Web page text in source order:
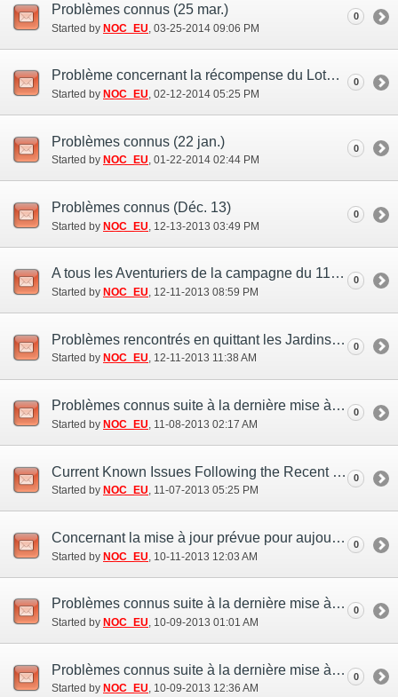
Problèmes connus (25 mar.)
Started by NOC_EU ‎, 03-25-2014 09:06 PM
0
Problème concernant la récompense du Lotomog (12 fév.)
Started by NOC_EU‎, 02-12-2014 05:25 PM
0
Problèmes connus (22 jan.)
Started by NOC_EU‎, 01-22-2014 02:44 PM
0
Problèmes connus (Déc. 13)
Started by NOC_EU ‎, 12-13-2013 03:49 PM
0
A tous les Aventuriers de la campagne du 11ème Vana’versaire de FFXI
Started by NOC_EU‎, 12-11-2013 08:59 PM
0
Problèmes rencontrés en quittant les Jardins Mog (10 déc.)
Started by NOC_EU‎, 12-11-2013 11:38 AM
0
Problèmes connus suite à la dernière mise à jour (6 nov.)
Started by NOC_EU ‎, 11-08-2013 02:17 AM
0
Current Known Issues Following the Recent Version Update (Nov. 7)
Started by NOC_EU‎, 11-07-2013 05:25 PM
0
Concernant la mise à jour prévue pour aujourd'hui (10 oct.)
Started by NOC_EU ‎, 10-11-2013 12:03 AM
0
Problèmes connus suite à la dernière mise à jour (7 oct.)
Started by NOC_EU‎, 10-09-2013 01:01 AM
0
Problèmes connus suite à la dernière mise à jour (7 oct.)
Started by NOC_EU‎, 10-09-2013 12:36 AM
0